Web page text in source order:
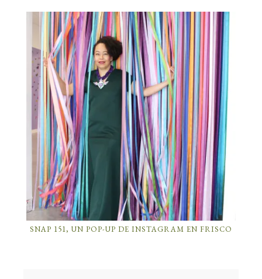
SNAP 151, UN POP-UP DE INSTAGRAM EN FRISCO